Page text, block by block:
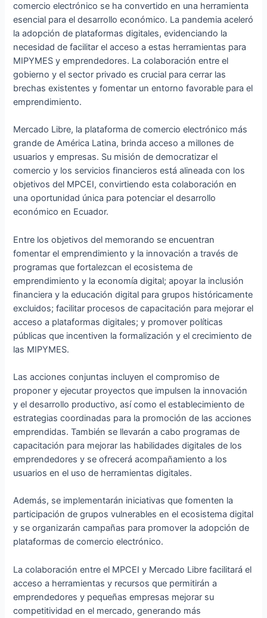
comercio electrónico se ha convertido en una herramienta
esencial para el desarrollo económico. La pandemia aceleró
la adopción de plataformas digitales, evidenciando la
necesidad de facilitar el acceso a estas herramientas para
MIPYMES y emprendedores. La colaboración entre el
gobierno y el sector privado es crucial para cerrar las
brechas existentes y fomentar un entorno favorable para el
emprendimiento.
Mercado Libre, la plataforma de comercio electrónico más
grande de América Latina, brinda acceso a millones de
usuarios y empresas. Su misión de democratizar el
comercio y los servicios financieros está alineada con los
objetivos del MPCEI, convirtiendo esta colaboración en
una oportunidad única para potenciar el desarrollo
económico en Ecuador.
Entre los objetivos del memorando se encuentran
fomentar el emprendimiento y la innovación a través de
programas que fortalezcan el ecosistema de
emprendimiento y la economía digital; apoyar la inclusión
financiera y la educación digital para grupos históricamente
excluidos; facilitar procesos de capacitación para mejorar el
acceso a plataformas digitales; y promover políticas
públicas que incentiven la formalización y el crecimiento de
las MIPYMES.
Las acciones conjuntas incluyen el compromiso de
proponer y ejecutar proyectos que impulsen la innovación
y el desarrollo productivo, así como el establecimiento de
estrategias coordinadas para la promoción de las acciones
emprendidas. También se llevarán a cabo programas de
capacitación para mejorar las habilidades digitales de los
emprendedores y se ofrecerá acompañamiento a los
usuarios en el uso de herramientas digitales.
Además, se implementarán iniciativas que fomenten la
participación de grupos vulnerables en el ecosistema digital
y se organizarán campañas para promover la adopción de
plataformas de comercio electrónico.
La colaboración entre el MPCEI y Mercado Libre facilitará el
acceso a herramientas y recursos que permitirán a
emprendedores y pequeñas empresas mejorar su
competitividad en el mercado, generando más